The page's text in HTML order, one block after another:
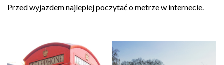
Przed wyjazdem najlepiej poczytać o metrze w internecie.